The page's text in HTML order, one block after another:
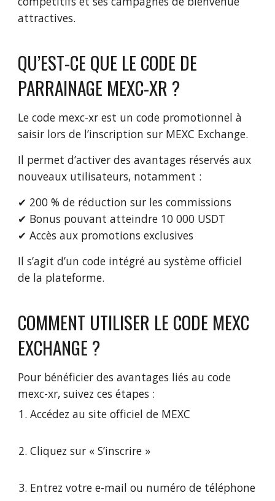
attractives.
QU’EST-CE QUE LE CODE DE
PARRAINAGE MEXC-XR ?
Le code mexc-xr est un code promotionnel à
saisir lors de l’inscription sur MEXC Exchange.
Il permet d’activer des avantages réservés aux
nouveaux utilisateurs, notamment :
✔ 200 % de réduction sur les commissions
✔ Bonus pouvant atteindre 10 000 USDT
✔ Accès aux promotions exclusives
Il s’agit d’un code intégré au système officiel
de la plateforme.
COMMENT UTILISER LE CODE MEXC
EXCHANGE ?
Pour bénéficier des avantages liés au code
mexc-xr, suivez ces étapes :
Accédez au site officiel de MEXC
Cliquez sur « S’inscrire »
Entrez votre e-mail ou numéro de téléphone